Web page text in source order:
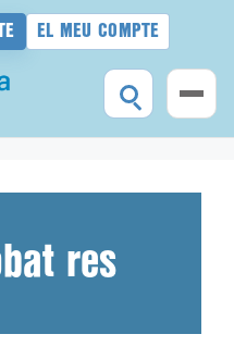
EL MEU COMPTE
res